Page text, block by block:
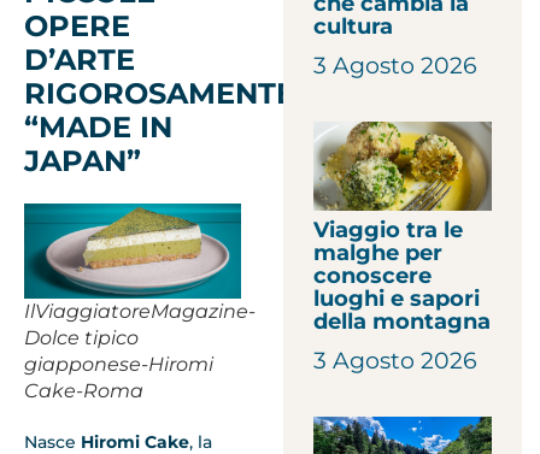
OPERE
D’ARTE
RIGOROSAMENTE
“MADE IN
JAPAN”
IlViaggiatoreMagazine-
Dolce tipico
giapponese-Hiromi
Cake-Roma
Nasce Hiromi Cake, la
cultura
3 Agosto 2026
Viaggio tra le
malghe per
conoscere
luoghi e sapori
della montagna
3 Agosto 2026